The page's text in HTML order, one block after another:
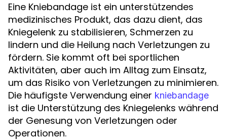
Eine Kniebandage ist ein unterstützendes
medizinisches Produkt, das dazu dient, das
Kniegelenk zu stabilisieren, Schmerzen zu
lindern und die Heilung nach Verletzungen zu
fördern. Sie kommt oft bei sportlichen
Aktivitäten, aber auch im Alltag zum Einsatz,
um das Risiko von Verletzungen zu minimieren.
Die häufigste Verwendung einer kniebandage
ist die Unterstützung des Kniegelenks während
der Genesung von Verletzungen oder
Operationen.